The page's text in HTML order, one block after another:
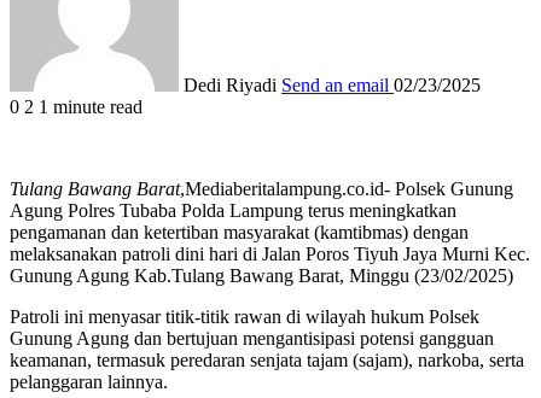
Dedi Riyadi Send an email 02/23/2025
0 2 1 minute read
Tulang Bawang Barat,Mediaberitalampung.co.id- Polsek Gunung
Agung Polres Tubaba Polda Lampung terus meningkatkan
pengamanan dan ketertiban masyarakat (kamtibmas) dengan
melaksanakan patroli dini hari di Jalan Poros Tiyuh Jaya Murni Kec.
Gunung Agung Kab.Tulang Bawang Barat, Minggu (23/02/2025)
Patroli ini menyasar titik-titik rawan di wilayah hukum Polsek
Gunung Agung dan bertujuan mengantisipasi potensi gangguan
keamanan, termasuk peredaran senjata tajam (sajam), narkoba, serta
pelanggaran lainnya.